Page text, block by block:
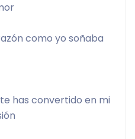
como yo soñaba
has convertido en mi